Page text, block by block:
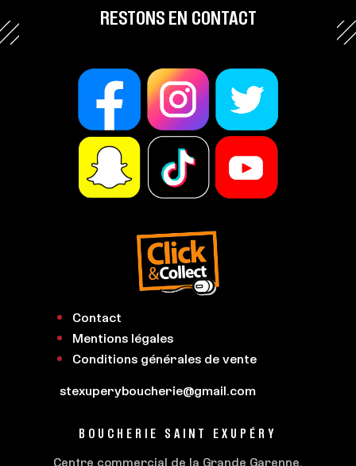
RESTONS EN CONTACT
Contact
Mentions légales
Conditions générales de vente
stexuperyboucherie@gmail.com
BOUCHERIE SAINT EXUPÉRY
Centre commercial de la Grande Garenne,